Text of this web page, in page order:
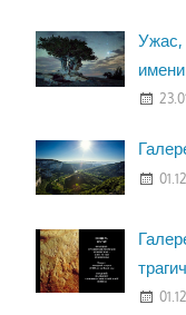
Ужас,